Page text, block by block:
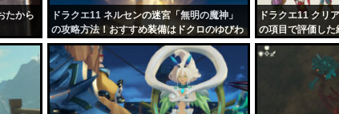
たから
ドラクエ11 ネルセンの迷宮「無明の魔神」
の攻略方法！おすすめ装備はドクロのゆびわ
ドラクエ11 クリ
の項目で評価した